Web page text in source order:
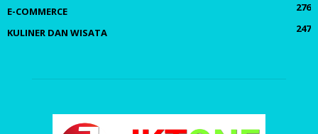
E-COMMERCE
276
KULINER DAN WISATA
247